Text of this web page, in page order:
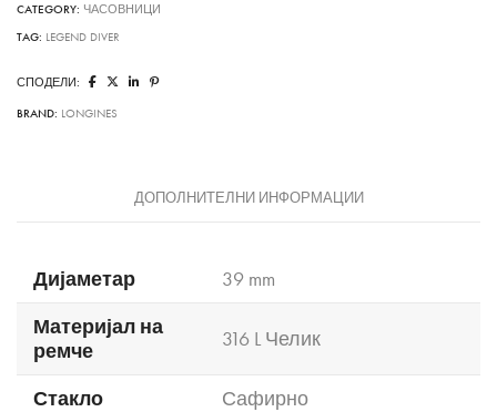
CATEGORY: ЧАСОВНИЦИ
TAG: LEGEND DIVER
СПОДЕЛИ:
BRAND: LONGINES
ДОПОЛНИТЕЛНИ ИНФОРМАЦИИ
Дијаметар
39 mm
Материјал на
ремче
316 L Челик
Стакло
Сафирно